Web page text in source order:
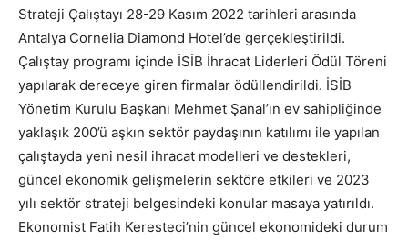
Strateji Çalıştayı 28-29 Kasım 2022 tarihleri arasında
Antalya Cornelia Diamond Hotel’de gerçekleştirildi.
Çalıştay programı içinde İSİB İhracat Liderleri Ödül Töreni
yapılarak dereceye giren firmalar ödüllendirildi. İSİB
Yönetim Kurulu Başkanı Mehmet Şanal’ın ev sahipliğinde
yaklaşık 200’ü aşkın sektör paydaşının katılımı ile yapılan
çalıştayda yeni nesil ihracat modelleri ve destekleri,
güncel ekonomik gelişmelerin sektöre etkileri ve 2023
yılı sektör strateji belgesindeki konular masaya yatırıldı.
Ekonomist Fatih Keresteci’nin güncel ekonomideki durum